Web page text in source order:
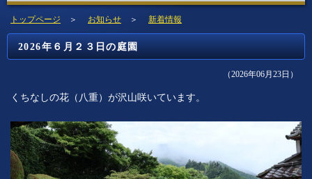
トップページ ＞ お知らせ ＞ 新着情報
2026年６月２３日の庭園
（2026年06月23日）
くちなしの花（八重）が沢山咲いています。